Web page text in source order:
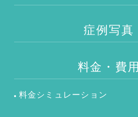
症例写真
料金・費用
料金シミュレーション